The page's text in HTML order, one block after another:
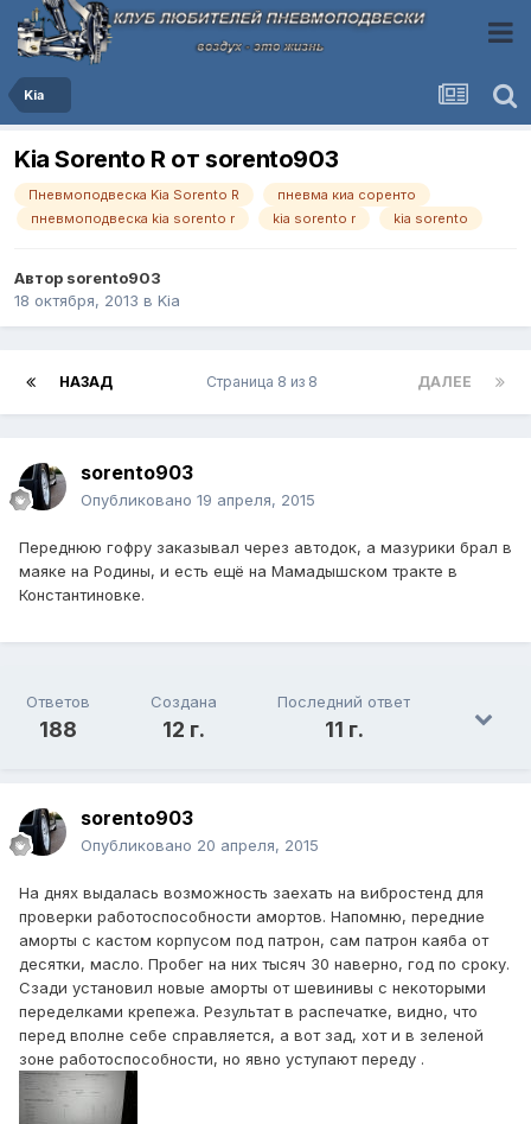
Kia
Kia Sorento R от sorento903
Пневмоподвеска Kia Sorento R
пневма киа соренто
пневмоподвеска kia sorento r
kia sorento r kia sorento
Автор sorento903
18 октября, 2013 в Kia
НАЗАД ДАЛЕЕ
Страница 8 из 8
sorento903
Опубликовано 19 апреля, 2015
Переднюю гофру заказывал через автодок, а мазурики брал в
маяке на Родины, и есть ещё на Мамадышском тракте в
Константиновке.
Ответов
188
Создана
12 г.
Последний ответ
11 г.
sorento903
Опубликовано 20 апреля, 2015
На днях выдалась возможность заехать на вибростенд для
проверки работоспособности амортов. Напомню, передние
аморты с кастом корпусом под патрон, сам патрон каяба от
десятки, масло. Пробег на них тысяч 30 наверно, год по сроку.
Сзади установил новые аморты от шевинивы с некоторыми
переделками крепежа. Результат в распечатке, видно, что
перед вполне себе справляется, а вот зад, хот и в зеленой
зоне работоспособности, но явно уступают переду .